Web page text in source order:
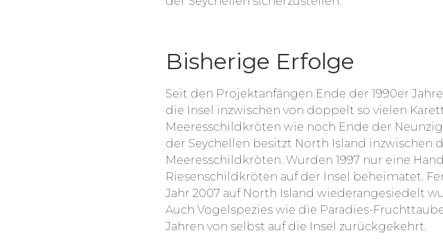
Bisherige Erfolge
Seit den Projektanfängen Ende der 1990er
die Insel inzwischen von doppelt so vielen
Meeresschildkröten wie noch Ende der
der Seychellen besitzt North Island inzwischen
Meeresschildkröten. Wurden 1997 nur eine
Riesenschildkröten auf der Insel beheimatet.
Jahr 2007 auf North Island wiederangesiedelt
Auch Vogelspezies wie die Paradies-
Jahren von selbst auf die Insel zurückgekehrt.